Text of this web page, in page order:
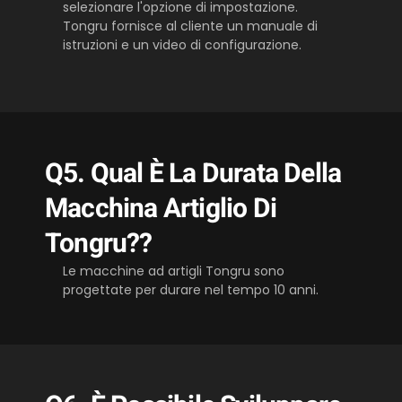
selezionare l'opzione di impostazione.
Tongru fornisce al cliente un manuale di
istruzioni e un video di configurazione.
Q5. Qual È La Durata Della
Macchina Artiglio Di
Tongru??
Le macchine ad artigli Tongru sono
progettate per durare nel tempo 10 anni.